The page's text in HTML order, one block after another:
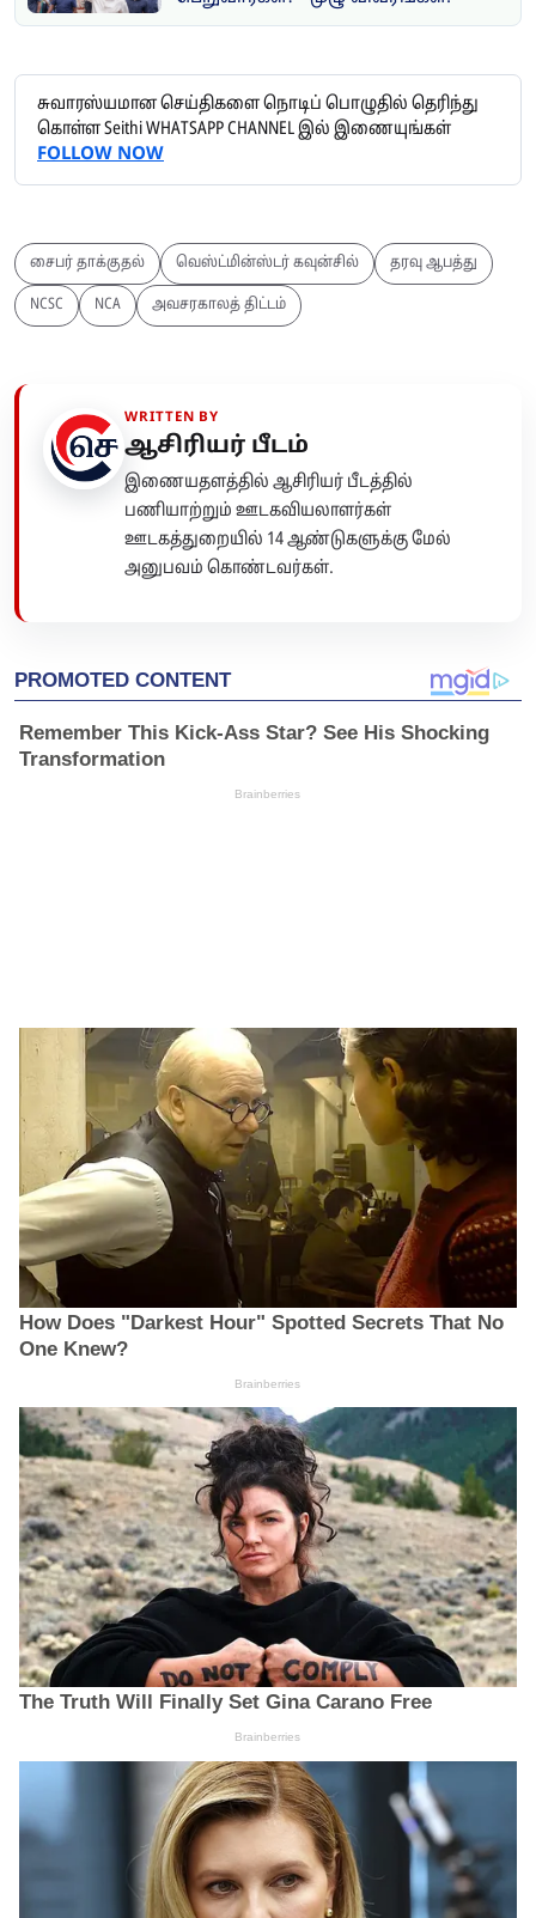
சுவாரஸ்யமான செய்திகளை நொடிப் பொழுதில் தெரிந்து
கொள்ள Seithi WHATSAPP CHANNEL இல் இணையுங்கள்
FOLLOW NOW
சைபர் தாக்குதல் வெஸ்ட்மின்ஸ்டர் கவுன்சில் தரவு ஆபத்து
NCSC NCA அவசரகாலத் திட்டம்
WRITTEN BY
ஆசிரியர் பீடம்
இணையதளத்தில் ஆசிரியர் பீடத்தில்
பணியாற்றும் ஊடகவியலாளர்கள்
ஊடகத்துறையில் 14 ஆண்டுகளுக்கு மேல்
அனுபவம் கொண்டவர்கள்.